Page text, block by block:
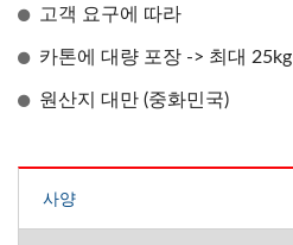
고객 요구에 따라
카톤에 대량 포장 -> 최대 25kg
원산지 대만 (중화민국)
사양